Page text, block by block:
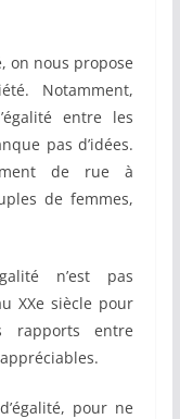
on nous propose
Notamment,
entre les
pas d’idées.
de rue à
de femmes,
n’est pas
XXe siècle pour
rapports entre
pour ne